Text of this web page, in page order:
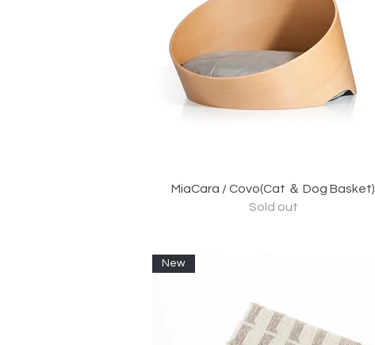
クイックビュー
MiaCara / Covo(Cat ＆ Dog Basket)
Sold out
New